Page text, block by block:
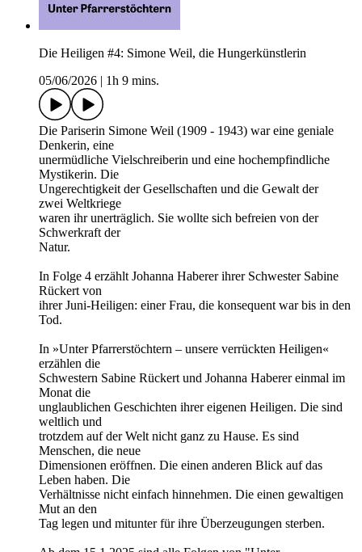
Die Heiligen #4: Simone Weil, die Hungerkünstlerin
05/06/2026
1h 9 mins.
Die Pariserin Simone Weil (1909 - 1943) war eine geniale
Denkerin, eine
unermüdliche Vielschreiberin und eine hochempfindliche
Mystikerin. Die
Ungerechtigkeit der Gesellschaften und die Gewalt der
zwei Weltkriege
waren ihr unerträglich. Sie wollte sich befreien von der
Schwerkraft der
Natur.
In Folge 4 erzählt Johanna Haberer ihrer Schwester Sabine
Rückert von
ihrer Juni-Heiligen: einer Frau, die konsequent war bis in den
Tod.
In »Unter Pfarrerstöchtern – unsere verrückten Heiligen«
erzählen die
Schwestern Sabine Rückert und Johanna Haberer einmal im
Monat die
unglaublichen Geschichten ihrer eigenen Heiligen. Die sind
weltlich und
trotzdem auf der Welt nicht ganz zu Hause. Es sind
Menschen, die neue
Dimensionen eröffnen. Die einen anderen Blick auf das
Leben haben. Die
Verhältnisse nicht einfach hinnehmen. Die einen gewaltigen
Mut an den
Tag legen und mitunter für ihre Überzeugungen sterben.